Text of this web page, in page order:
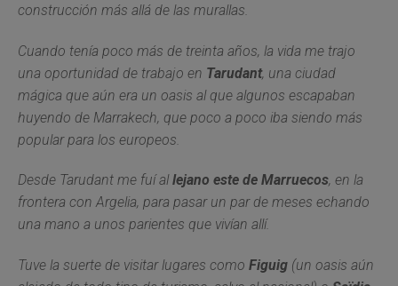
construcción más allá de las murallas.
Cuando tenía poco más de treinta años, la vida me trajo
una oportunidad de trabajo en Tarudant, una ciudad
mágica que aún era un oasis al que algunos escapaban
huyendo de Marrakech, que poco a poco iba siendo más
popular para los europeos.
Desde Tarudant me fuí allejano este de Marruecos, en la
frontera con Argelia, para pasar un par de meses echando
una mano a unos parientes que vivían allí.
Tuve la suerte de visitar lugares como Figuig (un oasis aún